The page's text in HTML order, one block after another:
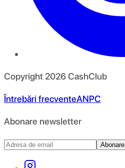
Copyright 2026CashClub
Întrebări frecventeANPC
Abonare newsletter
Abonare